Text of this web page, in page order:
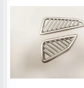
✔ Malzeme:
Uygulama
yatkınlığı